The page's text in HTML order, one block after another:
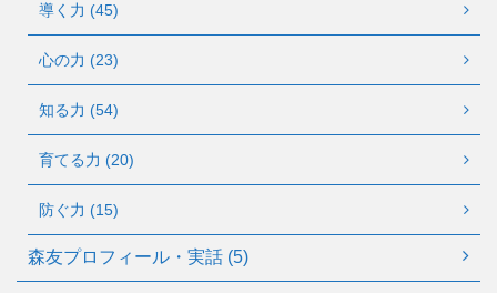
導く力 (45)
心の力 (23)
知る力 (54)
育てる力 (20)
防ぐ力 (15)
森友プロフィール・実話 (5)